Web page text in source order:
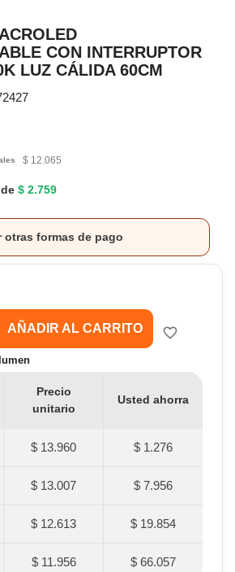
CON INTERRUPTOR
LUZ CÁLIDA 60CM
$ 12.065
$ 2.759
otras formas de pago
AÑADIR AL CARRITO favorite_border
Precio
unitario
Usted ahorra
$ 13.960 $ 1.276
$ 13.007 $ 7.956
$ 12.613 $ 19.854
$ 11.956 $ 66.057